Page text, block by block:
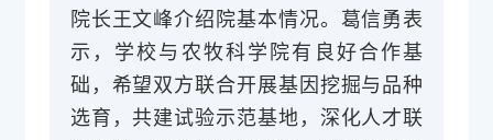
院长王文峰介绍院基本情况。葛信勇表
示，学校与农牧科学院有良好合作基
础，希望双方联合开展基因挖掘与品种
选育，共建试验示范基地，深化人才联